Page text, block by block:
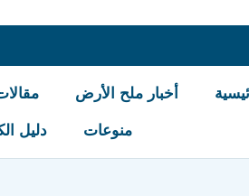
أخبار ملح الأرض
منوعات دليل